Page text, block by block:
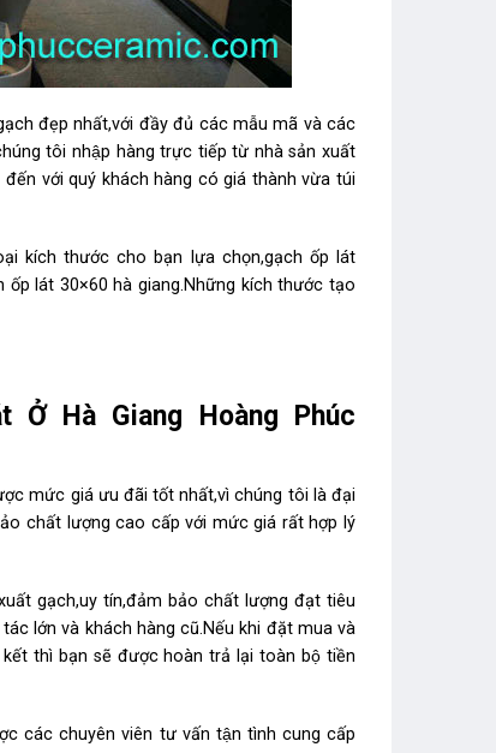
đẹp nhất,với đầy đủ các mẫu mã và các
tôi nhập hàng trực tiếp từ nhà sản xuất
đến với quý khách hàng có giá thành vừa túi
kích thước cho bạn lựa chọn,gạch ốp lát
ốp lát 30×60 hà giang.Những kích thước tạo
Ở Hà Giang Hoàng Phúc
mức giá ưu đãi tốt nhất,vì chúng tôi là đại
chất lượng cao cấp với mức giá rất hợp lý
gạch,uy tín,đảm bảo chất lượng đạt tiêu
lớn và khách hàng cũ.Nếu khi đặt mua và
thì bạn sẽ được hoàn trả lại toàn bộ tiền
các chuyên viên tư vấn tận tình cung cấp